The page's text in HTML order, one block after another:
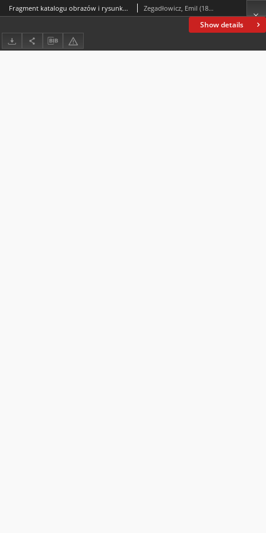
Show details
Fragment katalogu obrazów i rysunków Ludwika Misky’ego Zegadłowicz, Emil (1888-1941)